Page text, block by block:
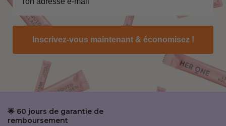
Inscrivez-vous maintenant & économisez !
🌟 60 jours de garantie de
remboursement